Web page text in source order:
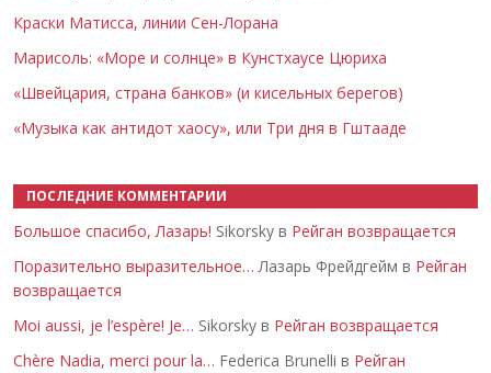
Краски Матисса, линии Сен-Лорана
Марисоль: «Море и солнце» в Кунстхаусе Цюриха
«Швейцария, страна банков» (и кисельных берегов)
«Музыка как антидот хаосу», или Три дня в Гштааде
ПОСЛЕДНИЕ КОММЕНТАРИИ
Большое спасибо, Лазарь! Sikorsky в Рейган возвращается
Поразительно выразительное… Лазарь Фрейдгейм в Рейган
возвращается
Moi aussi, je l’espère! Je… Sikorsky в Рейган возвращается
Chère Nadia, merci pour la… Federica Brunelli в Рейган